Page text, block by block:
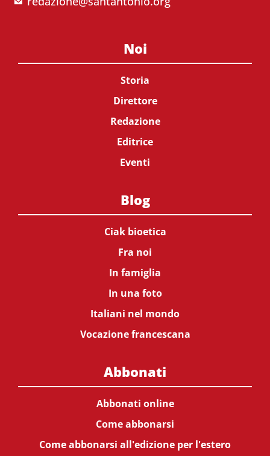
Noi
Storia
Direttore
Redazione
Editrice
Eventi
Blog
Ciak bioetica
Fra noi
In famiglia
In una foto
Italiani nel mondo
Vocazione francescana
Abbonati
Abbonati online
Come abbonarsi
Come abbonarsi all'edizione per l'estero